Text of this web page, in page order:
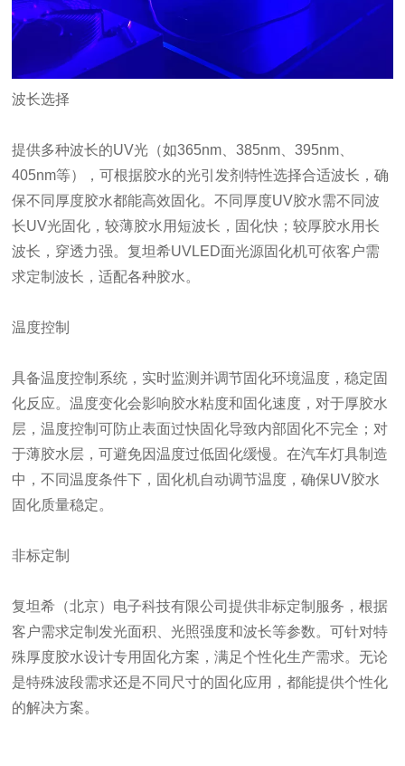
波长选择
提供多种波长的UV光（如365nm、385nm、395nm、
405nm等），可根据胶水的光引发剂特性选择合适波长，确
保不同厚度胶水都能高效固化。不同厚度UV胶水需不同波
长UV光固化，较薄胶水用短波长，固化快；较厚胶水用长
波长，穿透力强。复坦希UVLED面光源固化机可依客户需
求定制波长，适配各种胶水。
温度控制
具备温度控制系统，实时监测并调节固化环境温度，稳定固
化反应。温度变化会影响胶水粘度和固化速度，对于厚胶水
层，温度控制可防止表面过快固化导致内部固化不完全；对
于薄胶水层，可避免因温度过低固化缓慢。在汽车灯具制造
中，不同温度条件下，固化机自动调节温度，确保UV胶水
固化质量稳定。
非标定制
复坦希（北京）电子科技有限公司提供非标定制服务，根据
客户需求定制发光面积、光照强度和波长等参数。可针对特
殊厚度胶水设计专用固化方案，满足个性化生产需求。无论
是特殊波段需求还是不同尺寸的固化应用，都能提供个性化
的解决方案。